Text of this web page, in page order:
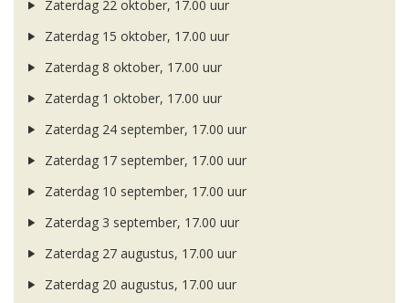
Zaterdag 22 oktober, 17.00 uur
Zaterdag 15 oktober, 17.00 uur
Zaterdag 8 oktober, 17.00 uur
Zaterdag 1 oktober, 17.00 uur
Zaterdag 24 september, 17.00 uur
Zaterdag 17 september, 17.00 uur
Zaterdag 10 september, 17.00 uur
Zaterdag 3 september, 17.00 uur
Zaterdag 27 augustus, 17.00 uur
Zaterdag 20 augustus, 17.00 uur